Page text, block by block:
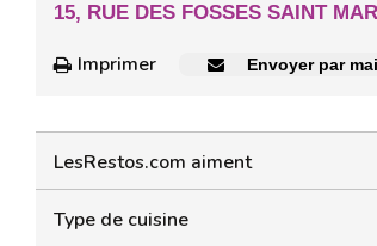
15, RUE DES FOSSES SAINT
Imprimer
Envoyer par
LesRestos.com aiment
Type de cuisine